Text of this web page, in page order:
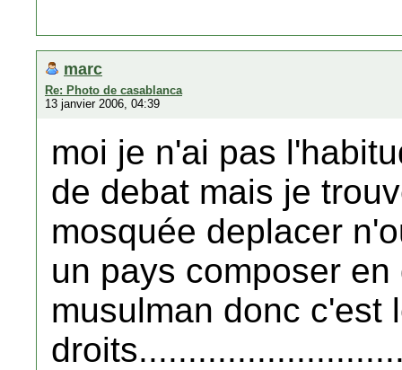
marc
Re: Photo de casablanca
13 janvier 2006, 04:39
moi je n'ai pas
de debat mais je
mosquée deplacer
un pays composer
musulman donc c'est